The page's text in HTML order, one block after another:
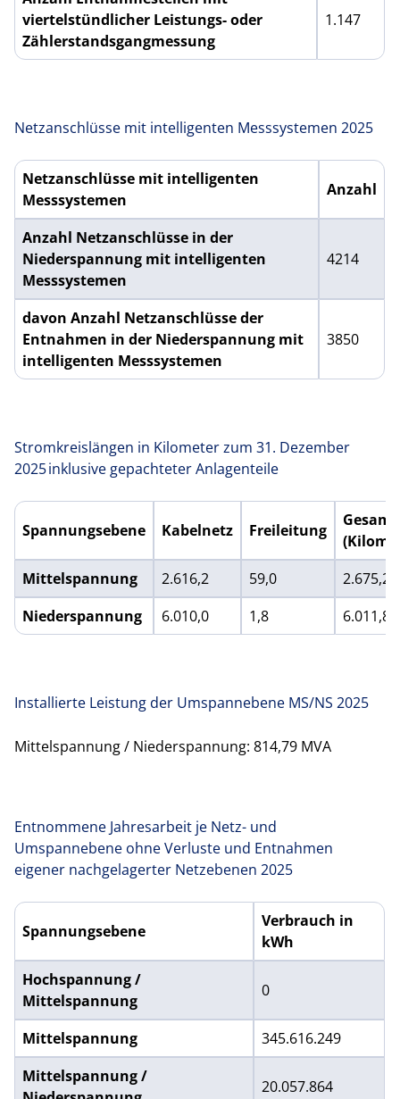
viertelstündlicher Leistungs- oder
Zählerstandsgangmessung
1.147
Netzanschlüsse mit intelligenten Messsystemen 2025
Netzanschlüsse mit intelligenten Messsystemen
Netzanschlüsse mit intelligenten
Messsystemen
Anzahl
Anzahl Netzanschlüsse in der
Niederspannung mit intelligenten
Messsystemen
4214
davon Anzahl Netzanschlüsse der
Entnahmen in der Niederspannung mit
intelligenten Messsystemen
3850
Stromkreislängen in Kilometer zum 31. Dezember
2025 inklusive gepachteter Anlagenteile
Stromkreislängen in Kilometer inklusive gepachteter
Spannungsebene Kabelnetz Freileitung
Gesamt
Mittelspannung
2.616,2 59,0
2.675,2
Niederspannung
6.010,0 1,8 6.011,8
Installierte Leistung der Umspannebene MS/NS 2025
Mittelspannung / Niederspannung: 814,79 MVA
Entnommene Jahresarbeit je Netz- und
Umspannebene ohne Verluste und Entnahmen
eigener nachgelagerter Netzebenen 2025
Entnommene Jahresarbeit je Netz- und
Spannungsebene
Verbrauch in
kWh
Hochspannung /
Mittelspannung
0
Mittelspannung
345.616.249
Mittelspannung /
20.057.864